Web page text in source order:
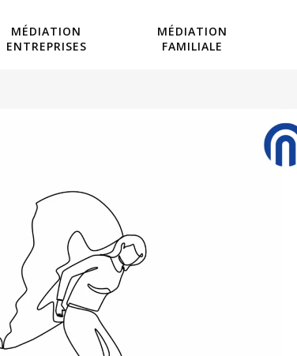
MÉDIATION
ENTREPRISES
MÉDIATION
FAMILIALE